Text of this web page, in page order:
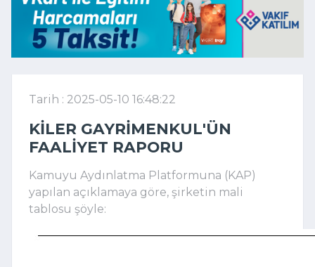
Tarih : 2025-05-10 16:48:22
KILER GAYRIMENKUL'ÜN
FAALIYET RAPORU
Kamuyu Aydınlatma Platformuna (KAP)
yapılan açıklamaya göre, şirketin mali
tablosu şöyle: